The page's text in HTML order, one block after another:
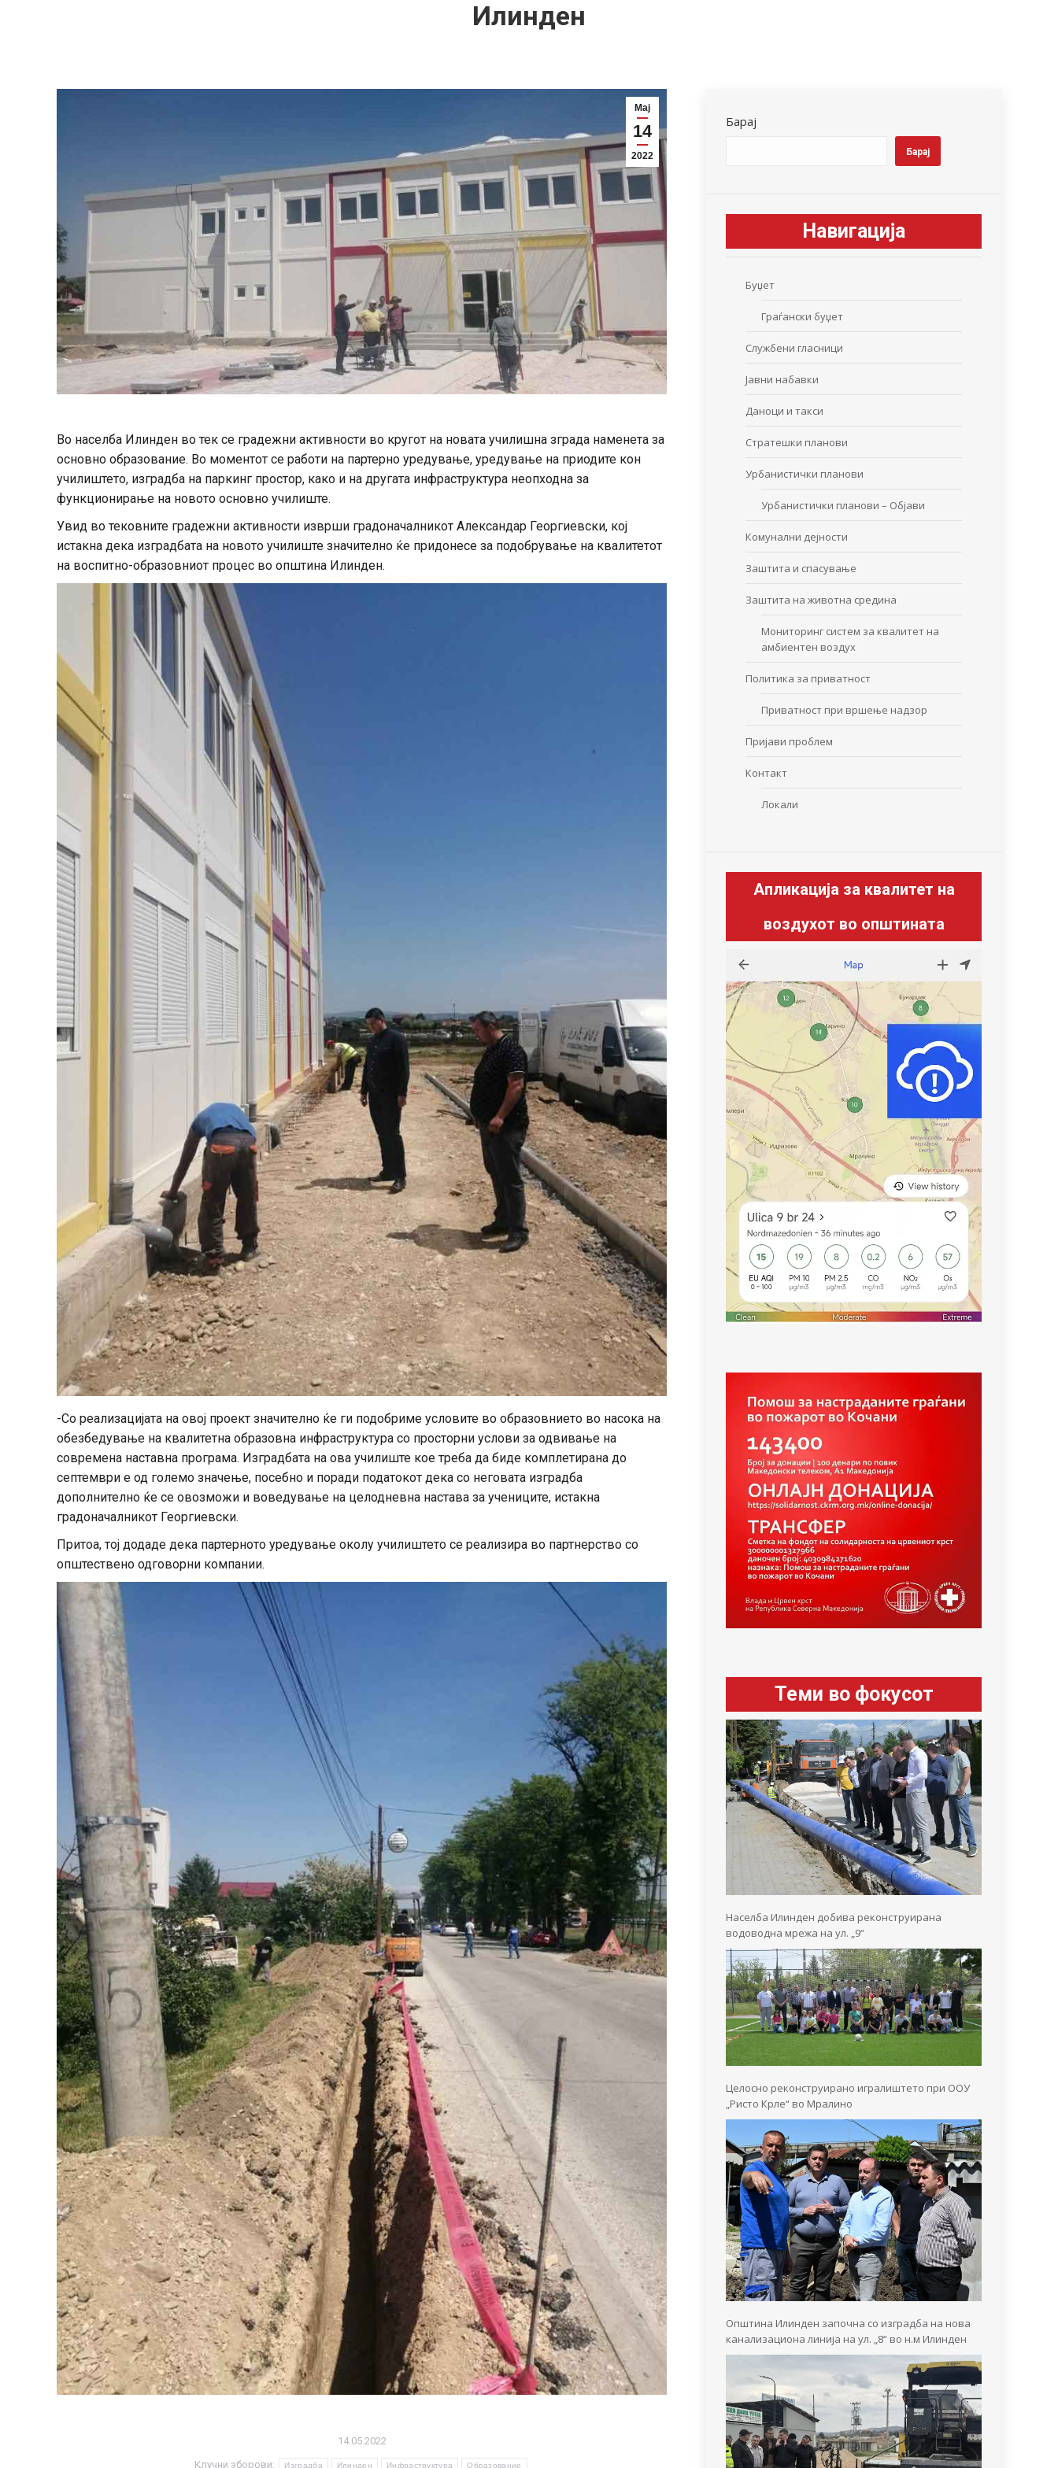
Илинден
Мај
14
2022
Во населба Илинден во тек се градежни активности во кругот на новата училишна зграда наменета за
основно образование. Во моментот се работи на партерно уредување, уредување на приодите кон
училиштето, изградба на паркинг простор, како и на другата инфраструктура неопходна за
функционирање на новото основно училиште.
Увид во тековните градежни активности изврши градоначалникот Александар Георгиевски, кој
истакна дека изградбата на новото училиште значително ќе придонесе за подобрување на квалитетот
на воспитно-образовниот процес во општина Илинден.
-Со реализацијата на овој проект значително ќе ги подобриме условите во образовнието во насока на
обезбедување на квалитетна образовна инфраструктура со просторни услови за одвивање на
современа наставна програма. Изградбата на ова училиште кое треба да биде комплетирана до
септември е од големо значење, посебно и поради податокот дека со неговата изградба
дополнително ќе се овозможи и воведување на целодневна настава за учениците, истакна
градоначалникот Георгиевски.
Притоа, тој додаде дека партерното уредување околу училиштето се реализира во партнерство со
општествено одговорни компании.
14.05.2022
Клучни зборови: Изградба Илинден Инфраструктура Образование
Барај
Барај
Навигација
Буџет
Граѓански буџет
Службени гласници
Јавни набавки
Даноци и такси
Стратешки планови
Урбанистички планови
Урбанистички планови – Објави
Комунални дејности
Заштита и спасување
Заштита на животна средина
Мониторинг систем за квалитет на
амбиентен воздух
Политика за приватност
Приватност при вршење надзор
Пријави проблем
Контакт
Локали
Апликација за квалитет на
воздухот во општината
Теми во фокусот
Населба Илинден добива реконструирана
водоводна мрежа на ул. „9“
Целосно реконструирано игралиштето при ООУ
„Ристо Крле“ во Мралино
Општина Илинден започна со изградба на нова
канализациона линија на ул. „8“ во н.м Илинден